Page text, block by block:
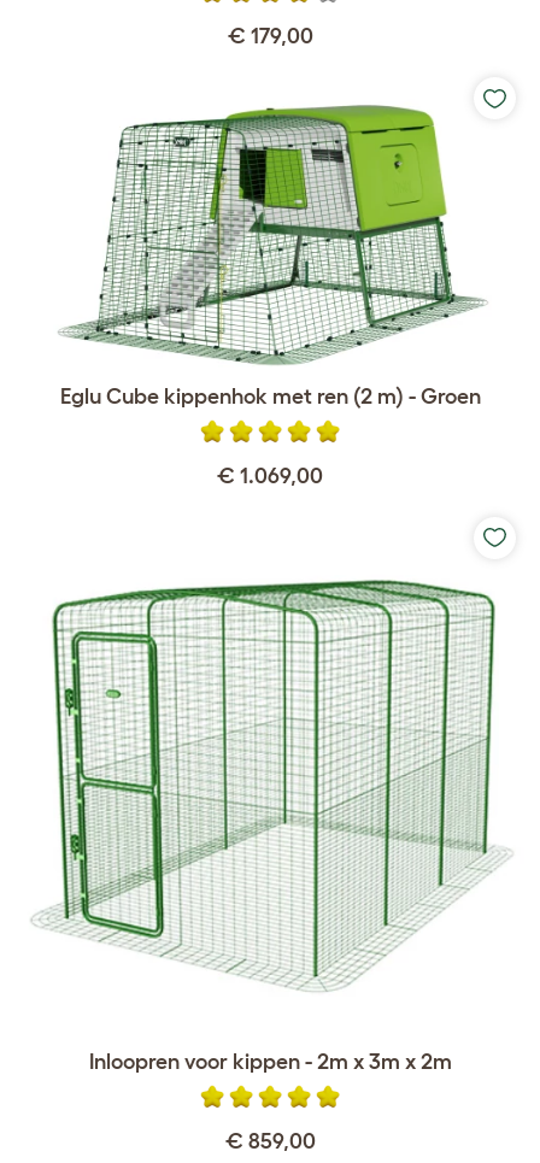
€ 179,00
Eglu Cube kippenhok met ren (2 m) - Groen
€ 1.069,00
Inloopren voor kippen - 2m x 3m x 2m
€ 859,00